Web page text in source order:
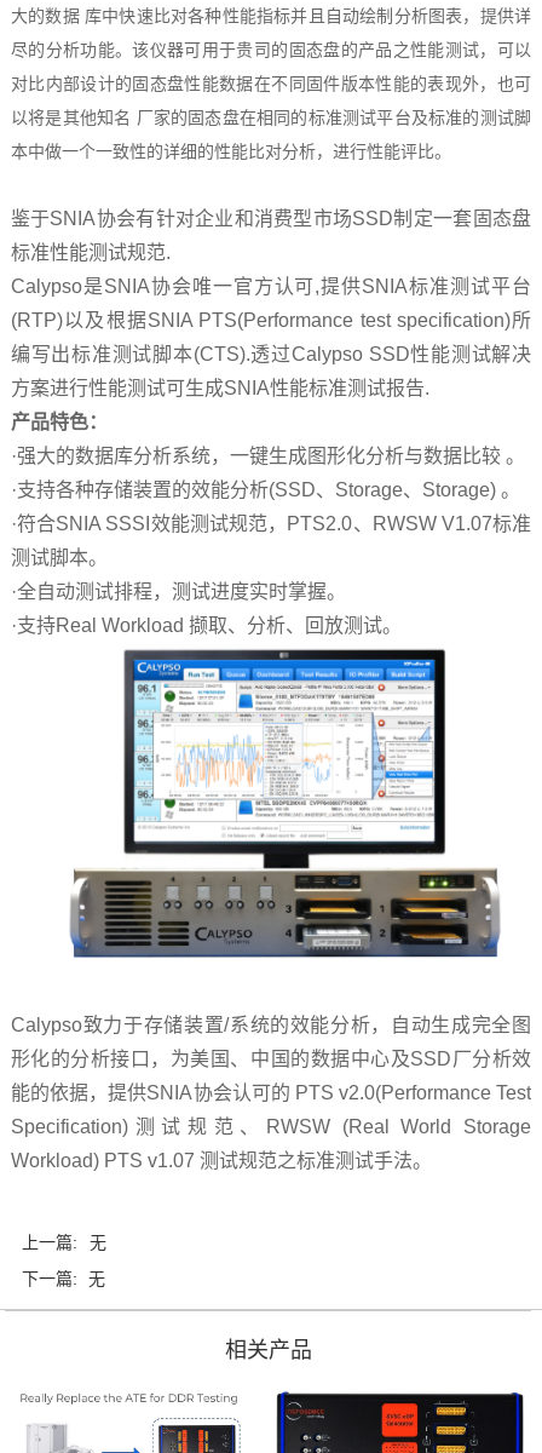
大的数据 库中快速比对各种性能指标并且自动绘制分析图表，提供详
尽的分析功能。该仪器可用于贵司的固态盘的产品之性能测试，可以
对比内部设计的固态盘性能数据在不同固件版本性能的表现外，也可
以将是其他知名 厂家的固态盘在相同的标准测试平台及标准的测试脚
本中做一个一致性的详细的性能比对分析，进行性能评比。
鉴于SNIA协会有针对企业和消费型市场SSD制定一套固态盘
标准性能测试规范.
Calypso是SNIA协会唯一官方认可,提供SNIA标准测试平台
(RTP)以及根据SNIA PTS(Performance test specification)所
编写出标准测试脚本(CTS).透过Calypso SSD性能测试解决
方案进行性能测试可生成SNIA性能标准测试报告.
产品特色：
·强大的数据库分析系统，一键生成图形化分析与数据比较 。
·支持各种存储装置的效能分析(SSD、Storage、Storage) 。
·符合SNIA SSSI效能测试规范，PTS2.0、RWSW V1.07标准
测试脚本。
·全自动测试排程，测试进度实时掌握。
·支持Real Workload 撷取、分析、回放测试。
Calypso致力于存储装置/系统的效能分析，自动生成完全图
形化的分析接口，为美国、中国的数据中心及SSD厂分析效
能的依据，提供SNIA协会认可的 PTS v2.0(Performance Test
Specification)测试规范、RWSW (Real World Storage
Workload) PTS v1.07 测试规范之标准测试手法。
上一篇:
无
下一篇:
无
相关产品